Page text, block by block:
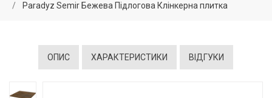
Paradyz Semir Бежева Підлогова Клінкерна плитка
ОПИС ХАРАКТЕРИСТИКИ ВІДГУКИ